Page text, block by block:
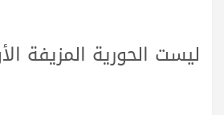
ليست الحورية المزيفة